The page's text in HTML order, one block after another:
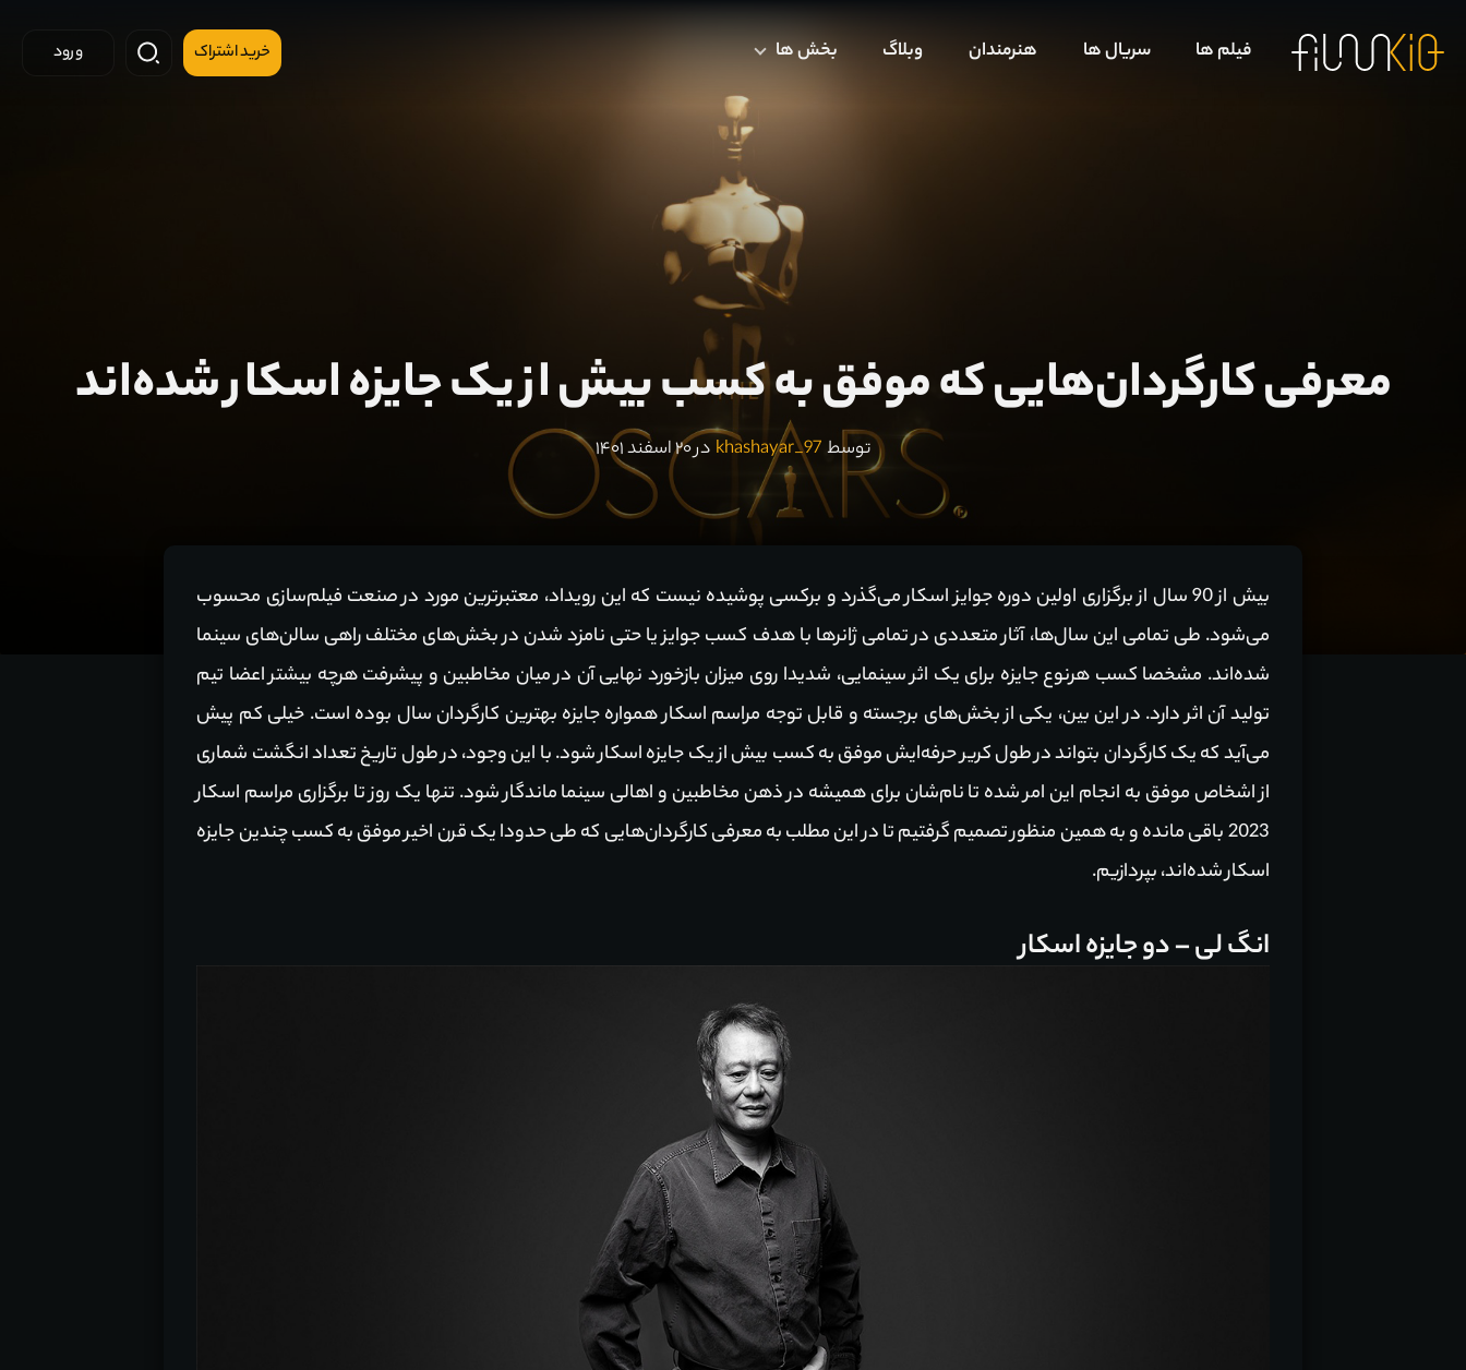
فیلم ها سریال ها هنرمندان وبلاگ بخش ها خرید اشتراک ورود
معرفی کارگردان‌هایی که موفق به کسب بیش از یک جایزه اسکار شده‌اند
توسطkhashayar_97 در ۲۰ اسفند ۱۴۰۱
بیش از 90 سال از برگزاری اولین دوره جوایز اسکار می‌گذرد و برکسی پوشیده نیست که این رویداد، معتبرترین مورد در صنعت فیلم‌سازی محسوب
می‌شود. طی تمامی این سال‌ها، آثار متعددی در تمامی ژانرها با هدف کسب جوایز یا حتی نامزد شدن در بخش‌های مختلف راهی سالن‌های سینما
شده‌اند. مشخصا کسب هرنوع جایزه برای یک اثر سینمایی، شدیدا روی میزان بازخورد نهایی آن در میان مخاطبین و پیشرفت هرچه بیشتر اعضا تیم
تولید آن اثر دارد. در این بین، یکی از بخش‌های برجسته و قابل توجه مراسم اسکار همواره جایزه بهترین کارگردان سال بوده است. خیلی کم پیش
می‌آید که یک کارگردان بتواند در طول کریر حرفه‌ایش موفق به کسب بیش از یک جایزه اسکار شود. با این وجود، در طول تاریخ تعداد انگشت شماری
از اشخاص موفق به انجام این امر شده تا نام‌شان برای همیشه در ذهن مخاطبین و اهالی سینما ماندگار شود. تنها یک روز تا برگزاری مراسم اسکار
2023 باقی مانده و به همین منظور تصمیم گرفتیم تا در این مطلب به معرفی کارگردان‌هایی که طی حدودا یک قرن اخیر موفق به کسب چندین جایزه
اسکار شده‌اند، بپردازیم.
انگ لی – دو جایزه اسکار